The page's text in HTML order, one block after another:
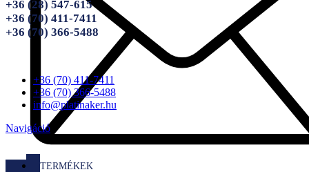
+36 (28) 547-615
+36 (70) 411-7411
+36 (70) 366-5488
+36 (70) 411-7411
+36 (70) 366-5488
info@platinaker.hu
Navigáció
TERMÉKEK